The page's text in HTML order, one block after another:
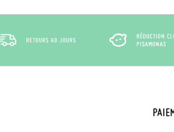
RETOURS 60 JOURS
RÉDUCTION
PISAMONAS